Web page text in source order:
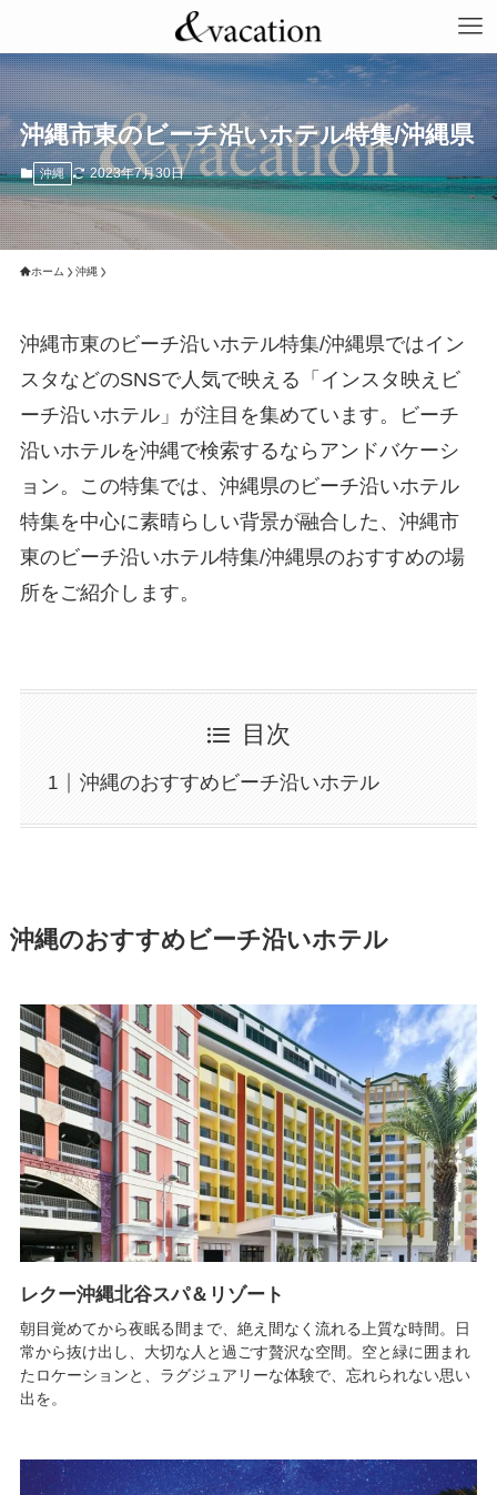
沖縄市東のビーチ沿いホテル特集/沖縄県
沖縄 2023年7月30日
ホーム 沖縄
沖縄市東のビーチ沿いホテル特集/沖縄県ではイン
スタなどのSNSで人気で映える「インスタ映えビ
ーチ沿いホテル」が注目を集めています。ビーチ
沿いホテルを沖縄で検索するならアンドバケーシ
ョン。この特集では、沖縄県のビーチ沿いホテル
特集を中心に素晴らしい背景が融合した、沖縄市
東のビーチ沿いホテル特集/沖縄県のおすすめの場
所をご紹介します。
目次
沖縄のおすすめビーチ沿いホテル
沖縄のおすすめビーチ沿いホテル
レクー沖縄北谷スパ＆リゾート
朝目覚めてから夜眠る間まで、絶え間なく流れる上質な時間。日
常から抜け出し、大切な人と過ごす贅沢な空間。空と緑に囲まれ
たロケーションと、ラグジュアリーな体験で、忘れられない思い
出を。